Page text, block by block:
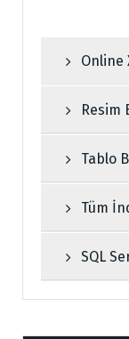
Online
Resim
Tablo
Tüm
SQL